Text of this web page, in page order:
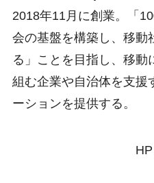
2018年11月に創業。「
会の基盤を構築し、移動
る」ことを目指し、移動
組む企業や自治体を支援
ーションを提供する。
HP